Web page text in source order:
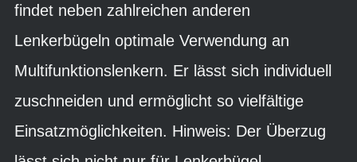
findet neben zahlreichen anderen
Lenkerbügeln optimale Verwendung an
Multifunktionslenkern. Er lässt sich individuell
zuschneiden und ermöglicht so vielfältige
Einsatzmöglichkeiten. Hinweis: Der Überzug